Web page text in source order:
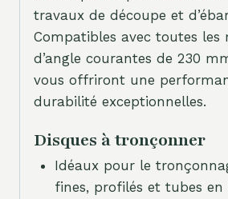
travaux de découpe et
Compatibles avec toutes les
d’angle courantes de 230
vous offriront une
durabilité exceptionnelles.
Disques à tronçonner
Idéaux pour le
fines, profilés et tubes en